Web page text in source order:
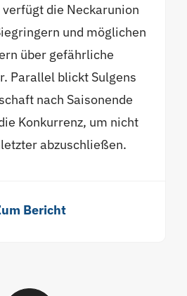
die Neckarunion
und möglichen
über gefährliche
Parallel blickt Sulgens
nach Saisonende
Konkurrenz, um nicht
abzuschließen.
Bericht